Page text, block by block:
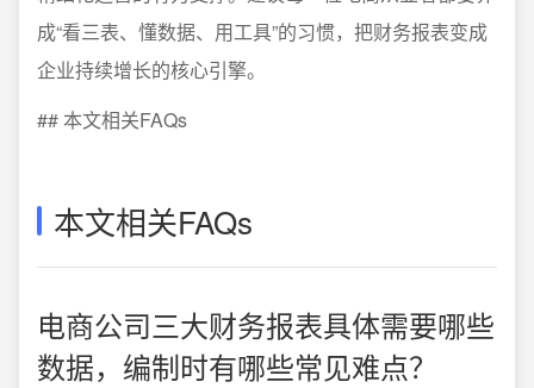
成“看三表、懂数据、用工具”的习惯，把财务报表变成
企业持续增长的核心引擎。
## 本文相关FAQs
本文相关FAQs
电商公司三大财务报表具体需要哪些
数据，编制时有哪些常见难点？